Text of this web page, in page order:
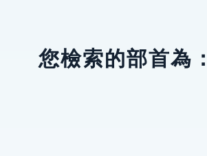
您檢索的部首為：